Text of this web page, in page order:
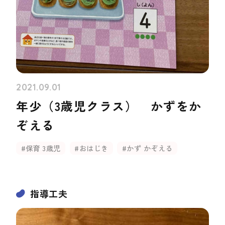
2021.09.01
年少（3歳児クラス） かずをか
ぞえる
#保育 3歳児 #おはじき #かず かぞえる
指導工夫